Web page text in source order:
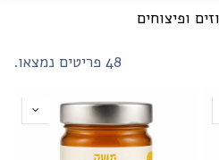
ופיצוחים
48 פריטים נמצאו.